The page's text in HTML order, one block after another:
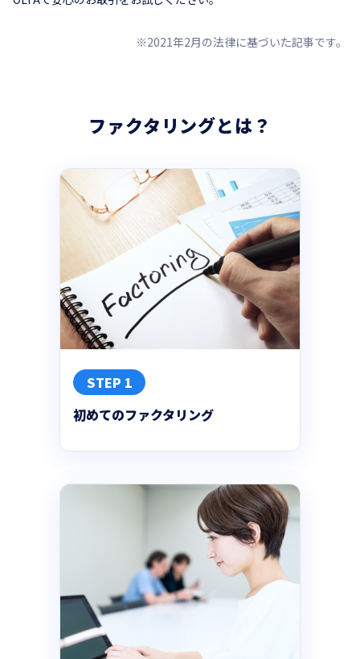
※2021年2月の法律に基づいた記事です。
ファクタリングとは？
STEP 1
初めてのファクタリング